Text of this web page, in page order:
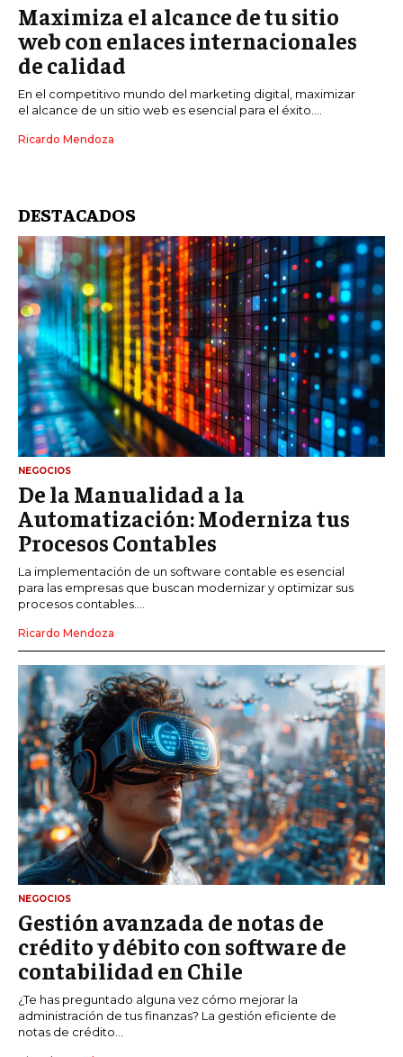
Maximiza el alcance de tu sitio
web con enlaces internacionales
de calidad
En el competitivo mundo del marketing digital, maximizar
el alcance de un sitio web es esencial para el éxito....
Ricardo Mendoza
DESTACADOS
NEGOCIOS
De la Manualidad a la
Automatización: Moderniza tus
Procesos Contables
La implementación de un software contable es esencial
para las empresas que buscan modernizar y optimizar sus
procesos contables....
Ricardo Mendoza
NEGOCIOS
Gestión avanzada de notas de
crédito y débito con software de
contabilidad en Chile
¿Te has preguntado alguna vez cómo mejorar la
administración de tus finanzas? La gestión eficiente de
notas de crédito...